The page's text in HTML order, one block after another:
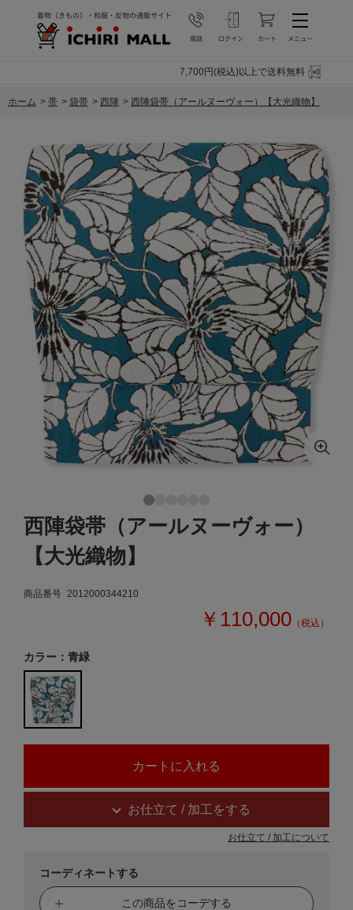
7,700円(税込)以上で送料無料
ホーム > 帯 > 袋帯 > 西陣 > 西陣袋帯（アールヌーヴォー）【大光織物】
西陣袋帯（アールヌーヴォー）
【大光織物】
商品番号 2012000344210
￥110,000 （税込）
カラー：青緑
お仕立て / 加工をする
お仕立て / 加工について
コーディネートする
この商品をコーデする